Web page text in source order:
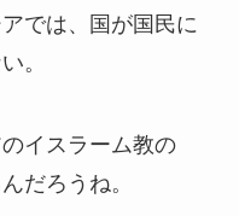
では、国が国民に
。
イスラーム教の
だろうね。